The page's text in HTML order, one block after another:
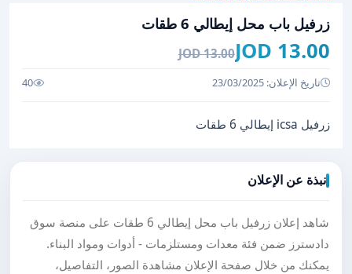
زرفيل باب محل إيطالي 6 طقات
13.00 JOD
13.00 JOD
تاريخ الإعلان: 23/03/2025 40
زرفيل icsa إيطالي 6 طقات
نبذة عن الإعلان
شاهد إعلان زرفيل باب محل إيطالي 6 طقات على منصة سوق
دادسترز ضمن فئة معدات ومستلزمات - أدوات ومواد البناء.
يمكنك من خلال صفحة الإعلان مشاهدة الصور، التفاصيل،